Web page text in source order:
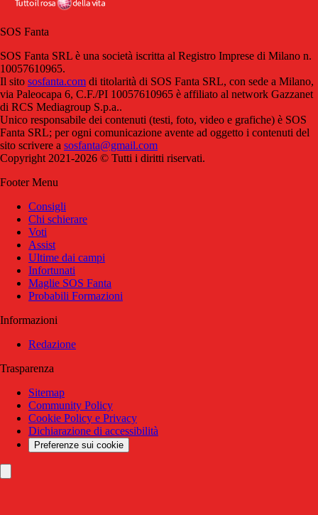
SOS Fanta
SOS Fanta SRL è una società iscritta al Registro Imprese di Milano n.
10057610965.
Il sito sosfanta.com di titolarità di SOS Fanta SRL, con sede a Milano,
via Paleocapa 6, C.F./PI 10057610965 è affiliato al network Gazzanet
di RCS Mediagroup S.p.a..
Unico responsabile dei contenuti (testi, foto, video e grafiche) è SOS
Fanta SRL; per ogni comunicazione avente ad oggetto i contenuti del
sito scrivere a sosfanta@gmail.com
Copyright 2021-2026 © Tutti i diritti riservati.
Footer Menu
Consigli
Chi schierare
Voti
Assist
Ultime dai campi
Infortunati
Maglie SOS Fanta
Probabili Formazioni
Informazioni
Redazione
Trasparenza
Sitemap
Community Policy
Cookie Policy e Privacy
Dichiarazione di accessibilità
Preferenze sui cookie